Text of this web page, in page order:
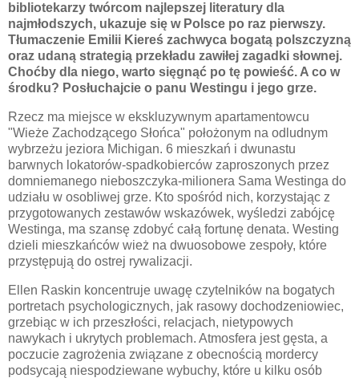
bibliotekarzy twórcom najlepszej literatury dla
najmłodszych, ukazuje się w Polsce po raz pierwszy.
Tłumaczenie Emilii Kiereś zachwyca bogatą polszczyzną
oraz udaną strategią przekładu zawiłej zagadki słownej.
Choćby dla niego, warto sięgnąć po tę powieść. A co w
środku? Posłuchajcie o panu Westingu i jego grze.
Rzecz ma miejsce w ekskluzywnym apartamentowcu
"Wieże Zachodzącego Słońca" położonym na odludnym
wybrzeżu jeziora Michigan. 6 mieszkań i dwunastu
barwnych lokatorów-spadkobierców zaproszonych przez
domniemanego nieboszczyka-milionera Sama Westinga do
udziału w osobliwej grze. Kto spośród nich, korzystając z
przygotowanych zestawów wskazówek, wyśledzi zabójcę
Westinga, ma szansę zdobyć całą fortunę denata. Westing
dzieli mieszkańców wież na dwuosobowe zespoły, które
przystępują do ostrej rywalizacji.
Ellen Raskin koncentruje uwagę czytelników na bogatych
portretach psychologicznych, jak rasowy dochodzeniowiec,
grzebiąc w ich przeszłości, relacjach, nietypowych
nawykach i ukrytych problemach. Atmosfera jest gęsta, a
poczucie zagrożenia związane z obecnością mordercy
podsycają niespodziewane wybuchy, które u kilku osób